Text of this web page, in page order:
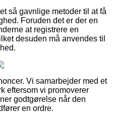
så gavnlige metoder til at få
Foruden det er der en
at registrere en
desuden må anvendes til
Vi samarbejder med et
eftersom vi promoverer
godtgørelse når den
en ordre.